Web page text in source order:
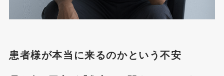
患者様が本当に来るのかという不安